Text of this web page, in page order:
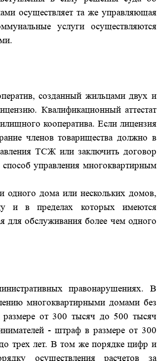
осуществляет та же управляющая
услуги осуществляются
созданный жильцами двух и
Квалификационный аттестат
кооператива. Если лицензия
членов товарищества должно в
ТСЖ или заключить договор
управления многоквартирным
дома или нескольких домов,
и в пределах которых имеются
для обслуживания более чем одного
правонарушениях. В
многоквартирными домами без
от 300 тысяч до 500 тысяч
- штраф в размере от 300
трех лет. В том же порядке цифр и
осуществления расчетов за